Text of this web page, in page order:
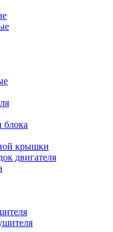
блока
крышки
двигателя